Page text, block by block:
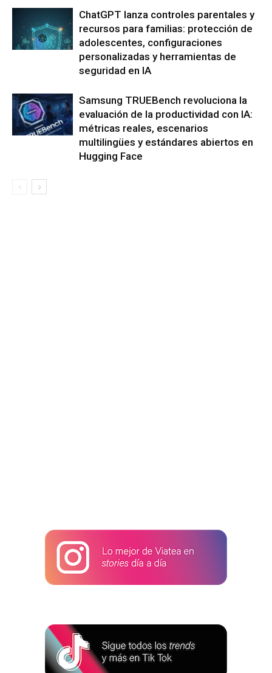
ChatGPT lanza controles parentales y
recursos para familias: protección de
adolescentes, configuraciones
personalizadas y herramientas de
seguridad en IA
Samsung TRUEBench revoluciona la
evaluación de la productividad con IA:
métricas reales, escenarios
multilingües y estándares abiertos en
Hugging Face